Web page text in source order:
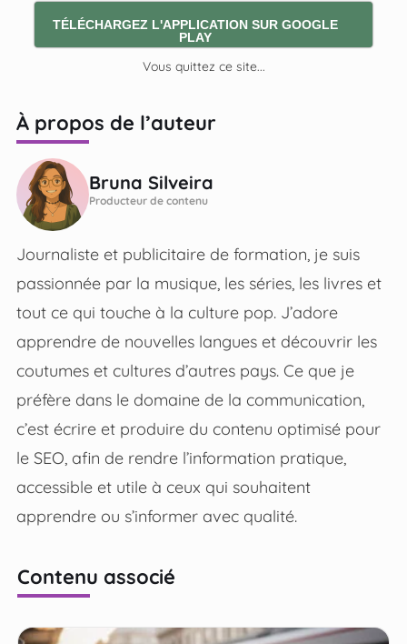
TÉLÉCHARGEZ L'APPLICATION SUR GOOGLE
PLAY
Vous quittez ce site...
À propos de l’auteur
Bruna Silveira
Producteur de contenu
Journaliste et publicitaire de formation, je suis
passionnée par la musique, les séries, les livres et
tout ce qui touche à la culture pop. J’adore
apprendre de nouvelles langues et découvrir les
coutumes et cultures d’autres pays. Ce que je
préfère dans le domaine de la communication,
c’est écrire et produire du contenu optimisé pour
le SEO, afin de rendre l’information pratique,
accessible et utile à ceux qui souhaitent
apprendre ou s’informer avec qualité.
Contenu associé